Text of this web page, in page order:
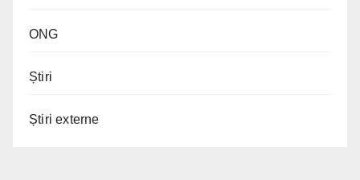
ONG
Știri
Știri externe